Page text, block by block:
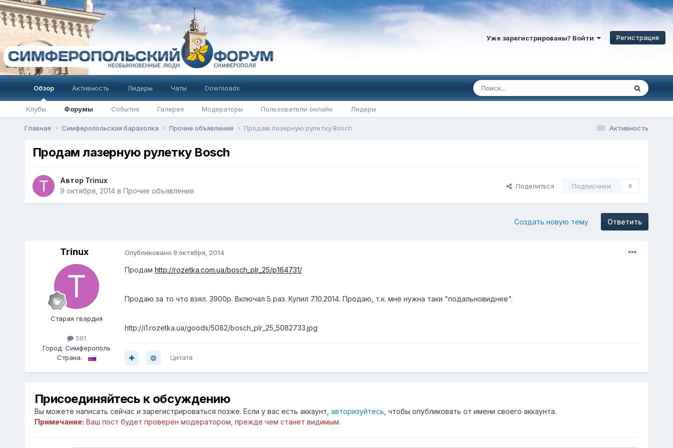
Уже зарегистрированы? Войти Регистрация
Обзор
Клубы Форумы События Галерея Модераторы Пользователи онлайн Лидеры
Активность Лидеры Чаты Downloads
Активность
Главная Симферопольская барахолка Прочие объявления Продам лазерную рулетку Bosch
Продам лазерную рулетку Bosch
Автор Trinux
9 октября, 2014в Прочие объявления
Поделиться Подписчики 0
Ответить
Создать новую тему
Trinux
Старая гвардия
561
Город: Cимферополь
Страна:
Опубликовано 9 октября, 2014
Продам http://rozetka.com.ua/bosch_plr_25/p164731/
Продаю за то что взял. 3900р. Включал 5 раз. Купил 7.10.2014. Продаю, т.к. мне нужна таки "подальновиднее".
http://i1.rozetka.ua/goods/5082/bosch_plr_25_5082733.jpg
Цитата
Присоединяйтесь к обсуждению
Вы можете написать сейчас и зарегистрироваться позже. Если у вас есть аккаунт, авторизуйтесь , чтобы опубликовать от имени своего аккаунта.
Примечание: Ваш пост будет проверен модератором, прежде чем станет видимым.